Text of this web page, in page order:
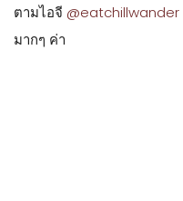
ตามไอจี @eatchillwander
มากๆ ค่า